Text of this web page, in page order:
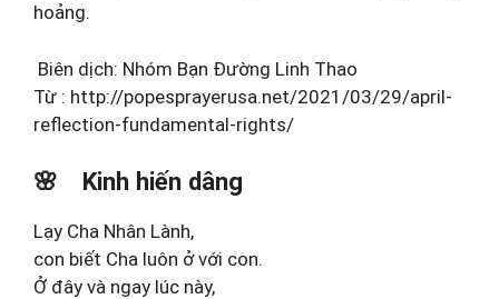
hoảng.
Biên dịch: Nhóm Bạn Đường Linh Thao
Từ : http://popesprayerusa.net/2021/03/29/april-
reflection-fundamental-rights/
🌸 Kinh hiến dâng
Lạy Cha Nhân Lành,
con biết Cha luôn ở với con.
Ở đây và ngay lúc này,